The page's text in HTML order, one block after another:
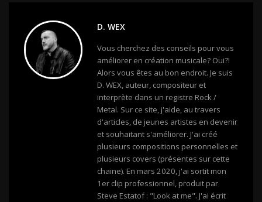
D. WEX
Vous cherchez des conseils pour vous
améliorer en création musicale? Oui?!
Alors vous êtes au bon endroit. Je suis
D. WEX, auteur, compositeur et
interprète dans un registre Rock /
Metal. Sur ce site, j'aide, au travers
d'articles, de jeunes artistes en devenir
et souhaitant s'améliorer. J'ai créé
plusieurs compositions personnelles et
plusieurs covers (présentes sur cette
chaine). En mars 2020, j'ai sortit mon
1er clip professionnel, produit par
Steve Estatof : "Look at me". J'ai écrit